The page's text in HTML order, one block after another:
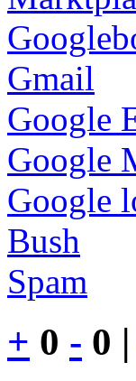
Gmail
Google
Google
Google
Bush
Spam
+ 0 - 0 |